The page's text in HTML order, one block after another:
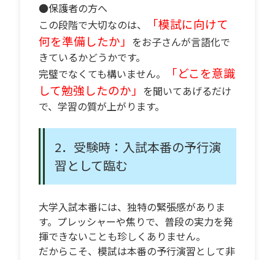
●保護者の方へ
この段階で大切なのは、
「模試に向けて
何を準備したか」 をお子さんが言語化で
きているかどうかです。
完璧でなくても構いません。
「どこを意識
して勉強したのか」 を聞いてあげるだけ
で、学習の質が上がります。
2．受験時：入試本番の予行演
習として臨む
大学入試本番には、独特の緊張感がありま
す。プレッシャーや焦りで、普段の実力を発
揮できないことも珍しくありません。
だからこそ、模試は本番の予行演習として非